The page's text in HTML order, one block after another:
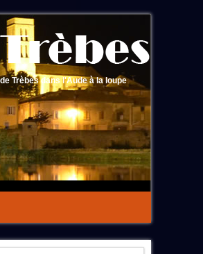
Trèbes dans l'Aude à la loupe